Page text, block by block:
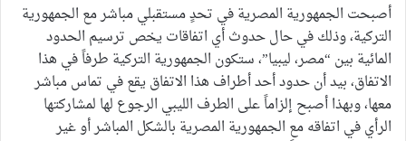
أصبحت الجمهورية المصرية في تحدٍ مستقبلي مباشر مع الجمهورية
التركية، وذلك في حال حدوث أي اتفاقات يخص ترسيم الحدود
المائية بين “مصر، ليبيا”، ستكون الجمهورية التركية طرفاً في هذا
الاتفاق، بيد أن حدود أحد أطراف هذا الاتفاق يقع في تماس مباشر
معها، وبهذا أصبح إلزاماً على الطرف الليبي الرجوع لها لمشاركتها
الرأي في اتفاقه مع الجمهورية المصرية بالشكل المباشر أو غير